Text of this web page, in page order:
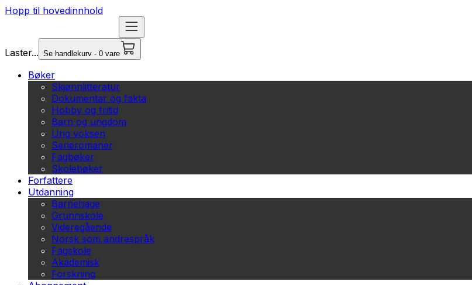
Hopp til hovedinnhold
Laster... Se handlekurv - 0 vare
Bøker
Skjønnlitteratur
Dokumentar og fakta
Hobby og fritid
Barn og ungdom
Ung voksen
Serieromaner
Fagbøker
Skolebøker
Forfattere
Utdanning
Barnehage
Grunnskole
Videregående
Norsk som andrespråk
Fagskole
Akademisk
Forskning